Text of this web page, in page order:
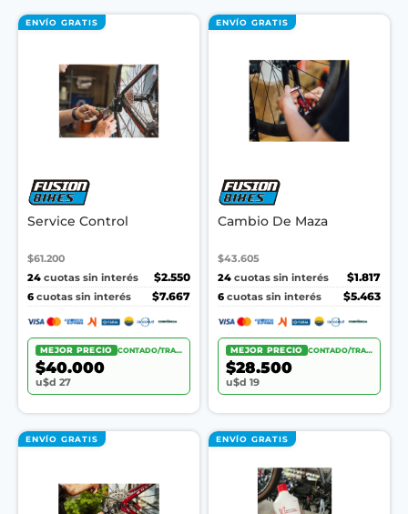
ENVÍO GRATIS
Service Control
$61.200
24 cuotas sin interés
$2.550
6 cuotas sin interés $7.667
MEJOR PRECIO CONTADO/TRANSF.
$40.000
u$d 27
ENVÍO GRATIS
Cambio De Maza
$43.605
24 cuotas sin interés
$1.817
6 cuotas sin interés $5.463
MEJOR PRECIO CONTADO/TRANSF.
$28.500
u$d 19
ENVÍO GRATIS ENVÍO GRATIS